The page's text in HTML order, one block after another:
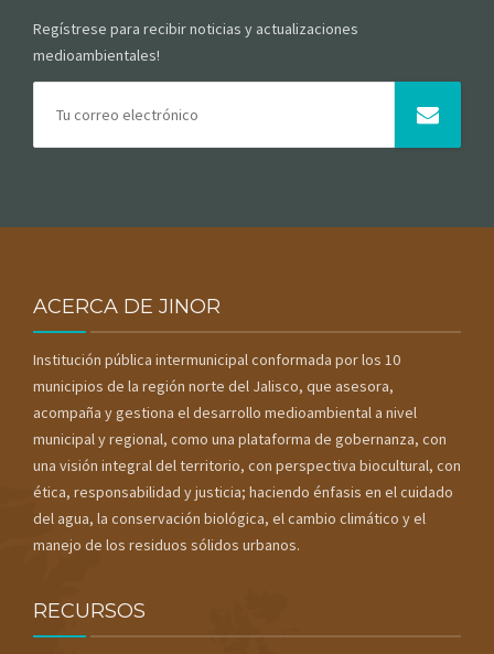
Regístrese para recibir noticias y actualizaciones
medioambientales!
ACERCA DE JINOR
Institución pública intermunicipal conformada por los 10
municipios de la región norte del Jalisco, que asesora,
acompaña y gestiona el desarrollo medioambiental a nivel
municipal y regional, como una plataforma de gobernanza, con
una visión integral del territorio, con perspectiva biocultural, con
ética, responsabilidad y justicia; haciendo énfasis en el cuidado
del agua, la conservación biológica, el cambio climático y el
manejo de los residuos sólidos urbanos.
RECURSOS